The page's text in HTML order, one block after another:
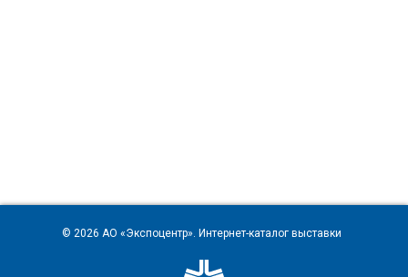
© 2026 АО «Экспоцентр». Интернет-каталог выставки